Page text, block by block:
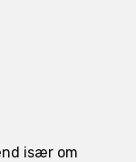
især om